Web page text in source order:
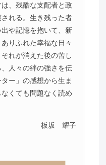
、残酷な支配者と政
れる。生き残った者
や記憶を抱いて、新
りふれた幸福な日々
れが消えた後の苦し
人々の絆の強さを伝
ー」の感想から生ま
くても問題なく読め
板坂 耀子